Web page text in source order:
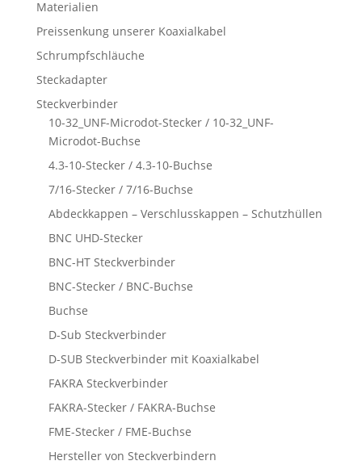
Materialien
Preissenkung unserer Koaxialkabel
Schrumpfschläuche
Steckadapter
Steckverbinder
10-32_UNF-Microdot-Stecker / 10-32_UNF-
Microdot-Buchse
4.3-10-Stecker / 4.3-10-Buchse
7/16-Stecker / 7/16-Buchse
Abdeckkappen – Verschlusskappen – Schutzhüllen
BNC UHD-Stecker
BNC-HT Steckverbinder
BNC-Stecker / BNC-Buchse
Buchse
D-Sub Steckverbinder
D-SUB Steckverbinder mit Koaxialkabel
FAKRA Steckverbinder
FAKRA-Stecker / FAKRA-Buchse
FME-Stecker / FME-Buchse
Hersteller von Steckverbindern